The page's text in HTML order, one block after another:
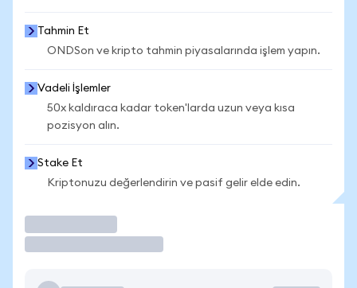
Tahmin Et
ONDSon ve kripto tahmin piyasalarında işlem yapın.
Vadeli İşlemler
50x kaldıraca kadar token'larda uzun veya kısa
pozisyon alın.
Stake Et
Kriptonuzu değerlendirin ve pasif gelir elde edin.